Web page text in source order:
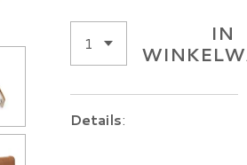
IN
Details: